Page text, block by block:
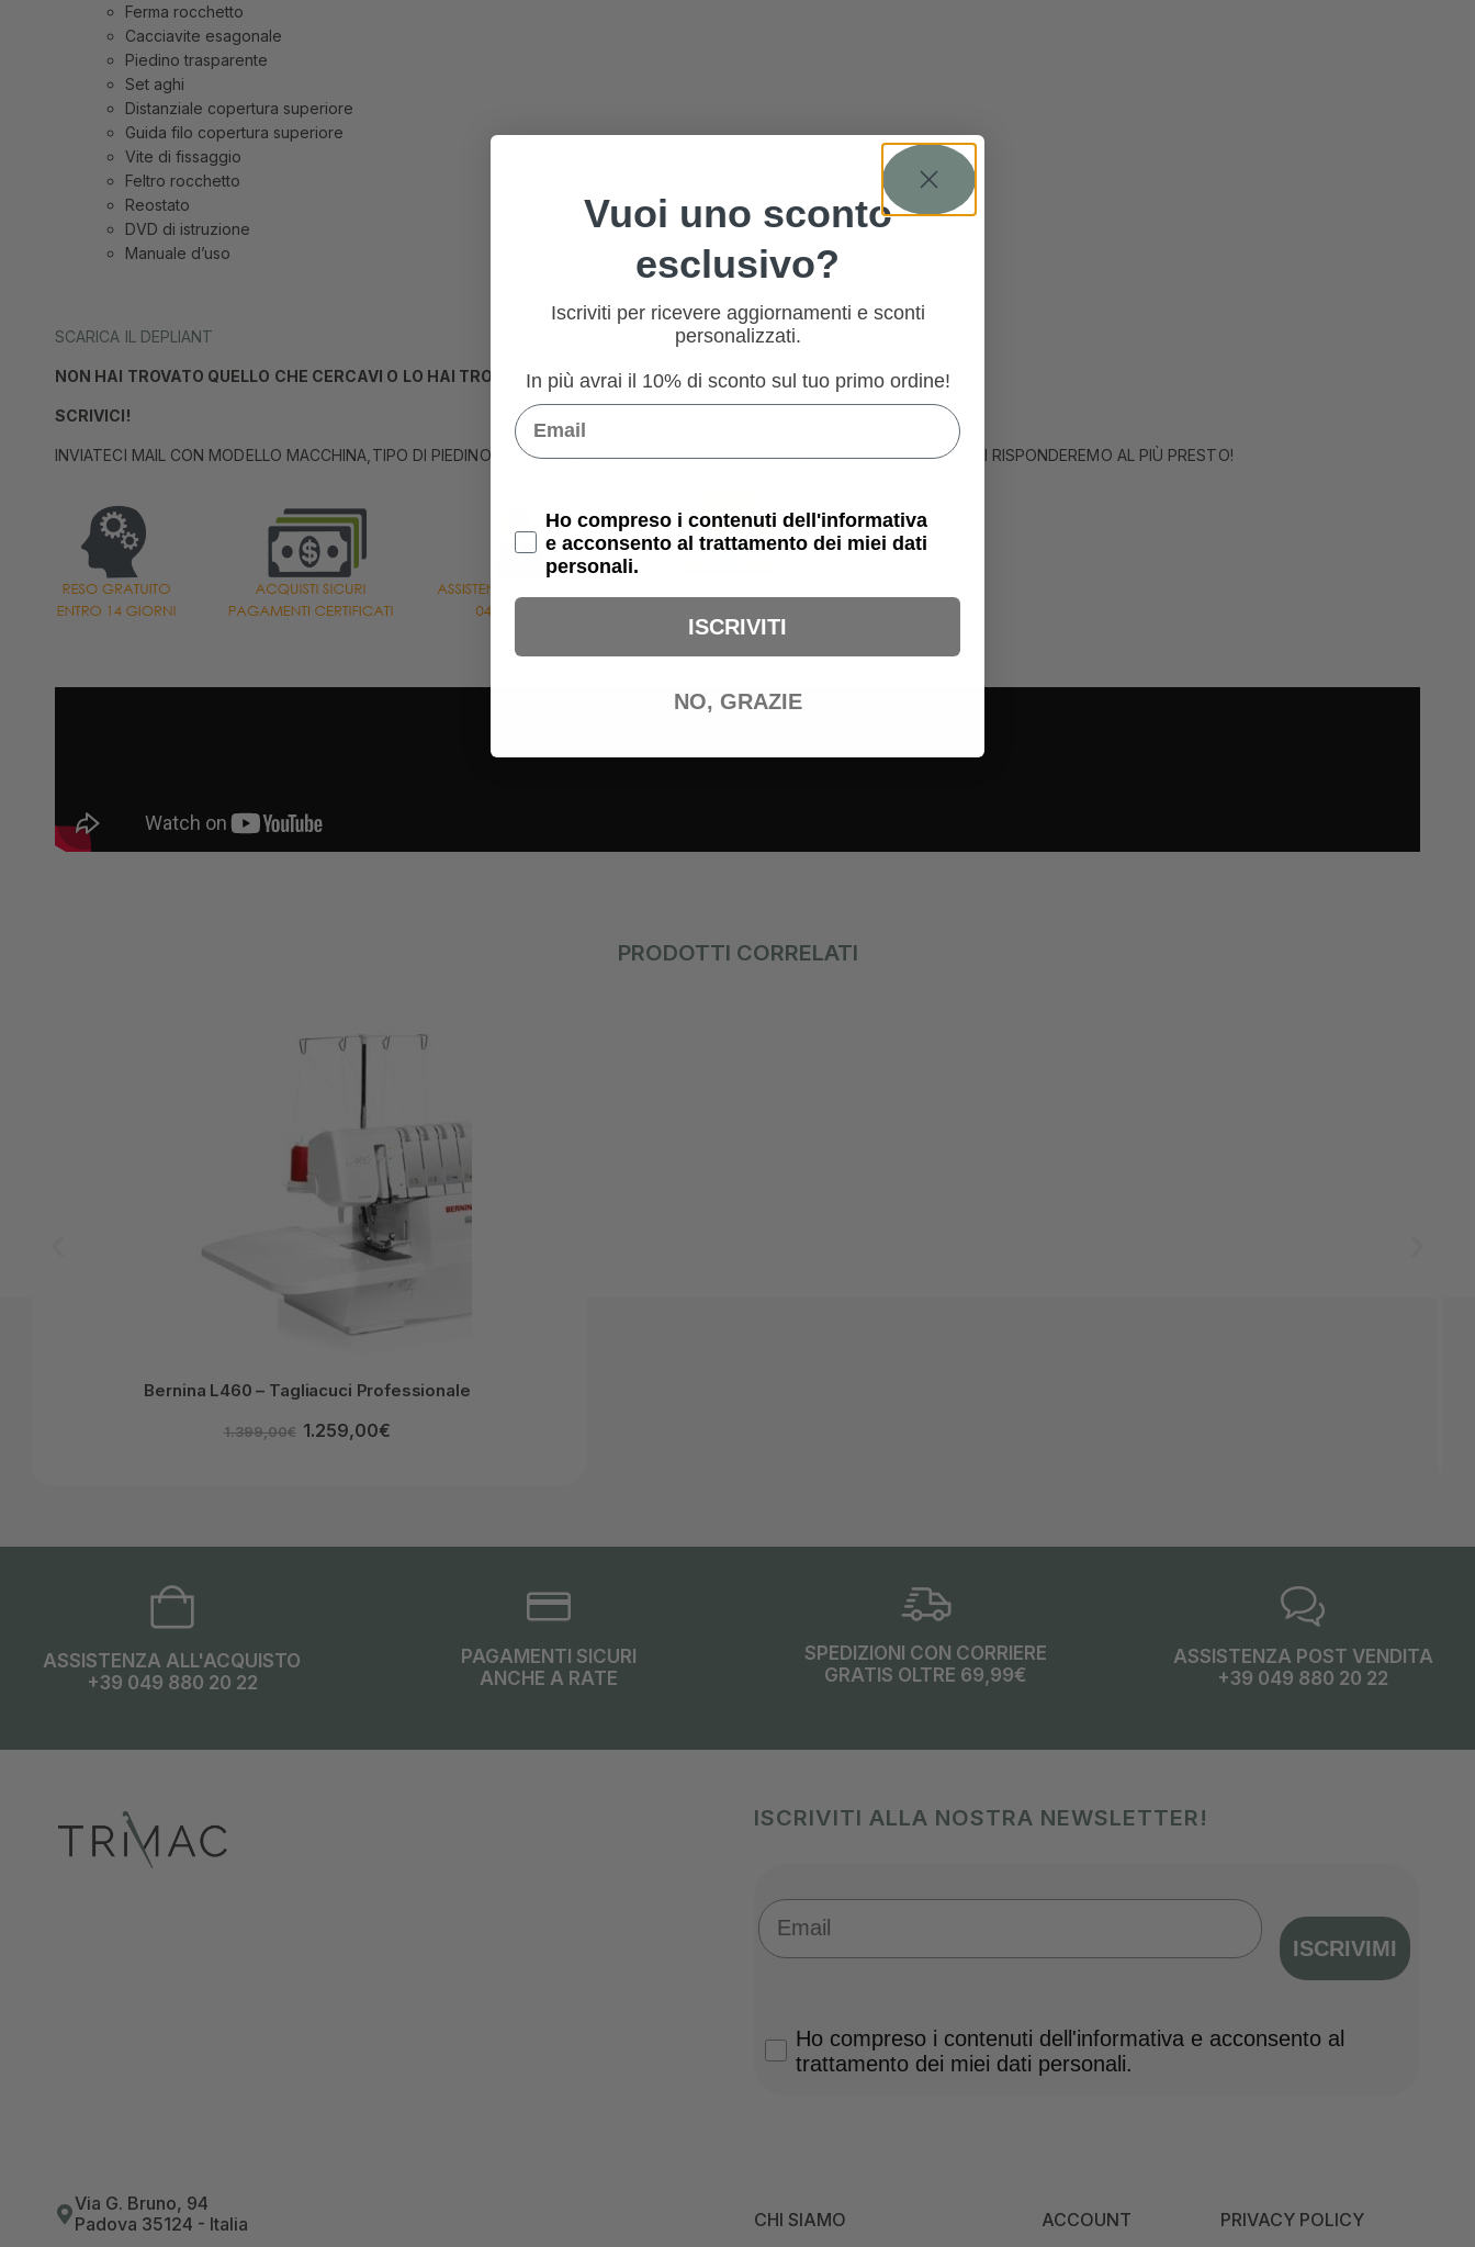
Ferma rocchetto
Cacciavite esagonale
Piedino trasparente
Set aghi
Distanziale copertura superiore
Guida filo copertura superiore
Vite di fissaggio
Feltro rocchetto
Reostato
DVD di istruzione
Manuale d’uso
SCARICA IL DEPLIANT
NON HAI TROVATO QUELLO CHE CERCAVI O LO HAI TROVATO AD UN PREZZO PIU’ CONVENIENTE?
SCRIVICI!
INVIATECI MAIL CON MODELLO MACCHINA,TIPO DI PIEDINO, ACCESSORIO O FILATO RICHIESTO:INFO@TRIMACITALIA.COM – VI RISPONDEREMO AL PIÙ PRESTO!
PRODOTTI CORRELATI
Bernina L460 – Tagliacuci Professionale
1.399,00€ 1.259,00€
ASSISTENZA ALL'ACQUISTO
+39 049 880 20 22
PAGAMENTI SICURI
ANCHE A RATE
SPEDIZIONI CON CORRIERE
GRATIS OLTRE 69,99€
ASSISTENZA POST VENDITA
+39 049 880 20 22
ISCRIVITI ALLA NOSTRA NEWSLETTER!
Email
ISCRIVIMI
Privacy Policy
Ho compreso i contenuti dell'informativa e acconsento al
trattamento dei miei dati personali.
Via G. Bruno, 94
Padova 35124 - Italia
CHI SIAMO ACCOUNT PRIVACY POLICY
Vuoi uno sconto
esclusivo?
Iscriviti per ricevere aggiornamenti e sconti
personalizzati.
In più avrai il 10% di sconto sul tuo primo ordine!
Email
Privacy Policy
Ho compreso i contenuti dell'informativa
e acconsento al trattamento dei miei dati
personali.
ISCRIVITI
NO, GRAZIE